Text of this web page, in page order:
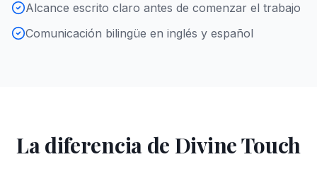
Alcance escrito claro antes de comenzar el trabajo
Comunicación bilingüe en inglés y español
La diferencia de Divine Touch